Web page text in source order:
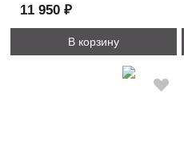
11 950 ₽
В корзину